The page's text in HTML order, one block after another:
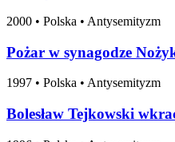
2000 • Polska • Antysemityzm
Pożar w synagodze
1997 • Polska • Antysemityzm
Bolesław Tejkowski